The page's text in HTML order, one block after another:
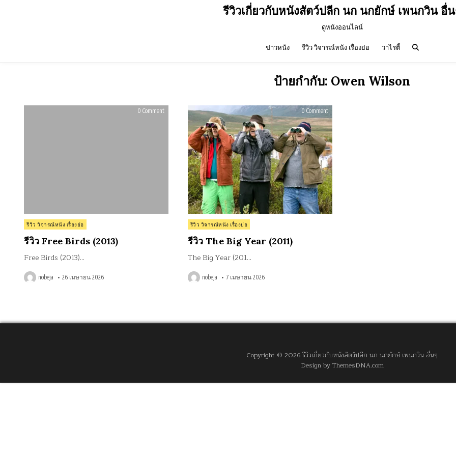
รีวิวเกี่ยวกับหนังสัตว์ปลีก นก นกยักษ์ เพนกวิน อื่
ดูหนังออนไลน์
ข่าวหนัง รีวิว วิจารณ์หนัง เรื่องย่อ วาไรตี้
ป้ายกำกับ: Owen Wilson
0 Commenton
Posted
in
รีวิว วิจารณ์หนัง เรื่องย่อ
รีวิว Free Birds (2013)
Free Birds (2013)…
nobeja 26 เมษายน 2026
0 Commenton
รีวิว
The
Big
Year
(2011)
Posted
in
รีวิว วิจารณ์หนัง เรื่องย่อ
รีวิว The Big Year (2011)
The Big Year (201…
nobeja 7 เมษายน 2026
Copyright © 2026 รีวิวเกี่ยวกับหนังสัตว์ปลีก นก นกยักษ์ เพนกวิน อื่นๆ
Design by ThemesDNA.com